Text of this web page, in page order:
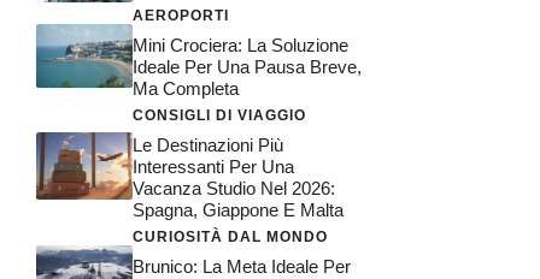
AEROPORTI
Mini Crociera: La Soluzione
Ideale Per Una Pausa Breve,
Ma Completa
CONSIGLI DI VIAGGIO
Le Destinazioni Più
Interessanti Per Una
Vacanza Studio Nel 2026:
Spagna, Giappone E Malta
CURIOSITÀ DAL MONDO
Brunico: La Meta Ideale Per